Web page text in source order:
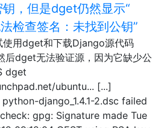
，但是dget仍然显示“
检查签名：未找到公钥”
使用dget和下载Django源代码
后dget无法验证源，因为它缺少公
dget
ubuntu... [...]
django_1.4.1-2.dsc failed
gpg: Signature made Tue